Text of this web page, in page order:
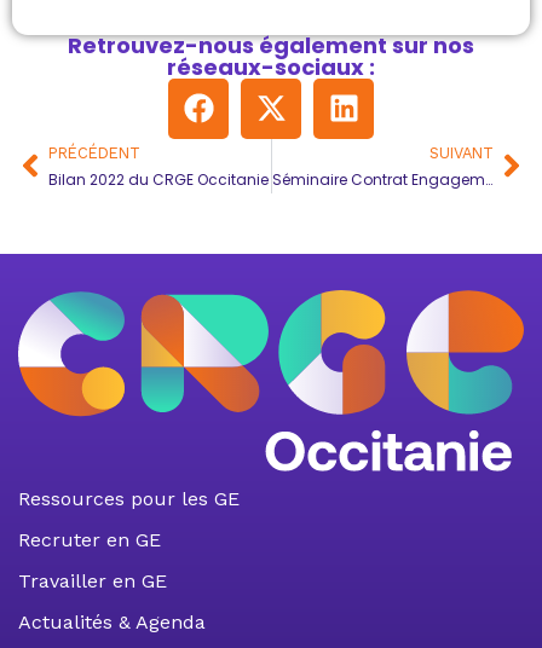
Retrouvez-nous également sur nos
réseaux-sociaux :
PRÉCÉDENT
Bilan 2022 du CRGE Occitanie
SUIVANT
Séminaire Contrat Engagement Jeune – Missions Locales
Ressources pour les GE
Recruter en GE
Travailler en GE
Actualités & Agenda